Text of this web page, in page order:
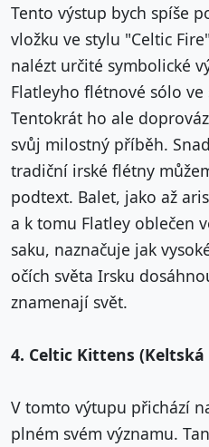
Tento výstup bych spíše
vložku ve stylu "Celtic
nalézt určité symbolické
Flatleyho flétnové sólo
Tentokrát ho ale
svůj milostný příběh.
tradiční irské flétny
podtext. Balet, jako až
a k tomu Flatley oblečen
saku, naznačuje jak
očích světa Irsku
znamenají svět.
4. Celtic Kittens
V tomto výtupu přichází
plném svém významu.